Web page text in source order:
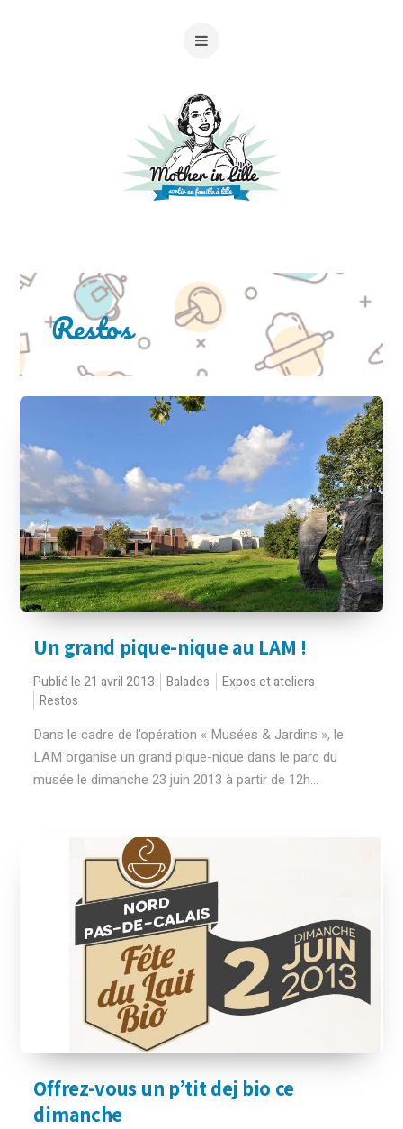
Restos
Un grand pique-nique au LAM !
Publié le 21 avril 2013 Balades
Expos et ateliers
Restos
Dans le cadre de l'opération « Musées & Jardins », le
LAM organise un grand pique-nique dans le parc du
musée le dimanche 23 juin 2013 à partir de 12h...
Offrez-vous un p’tit dej bio ce
dimanche